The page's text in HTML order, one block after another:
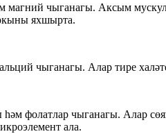
чыганагы. Аксым
яхшырта.
чыганагы. Алар тире
фолатлар чыганагы. Алар
ала.